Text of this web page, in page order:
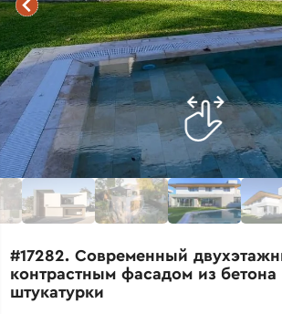
#17282. Современный
контрастным фасадом из бетона
штукатурки